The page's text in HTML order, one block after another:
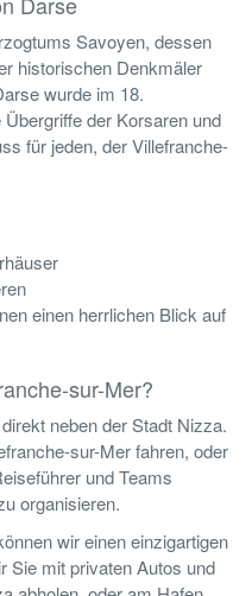
Savoyen, dessen
historischen Denkmäler
wurde im 18.
der Korsaren und
für jeden, der Villefranche-
einen herrlichen Blick auf
sur-Mer?
neben der Stadt Nizza.
sur-Mer fahren, oder
und Teams
organisieren.
wir einen einzigartigen
Sie mit privaten Autos und